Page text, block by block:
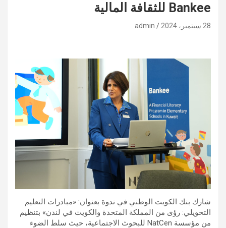
Bankee للثقافة المالية
28 سبتمبر، 2024 admin
شارك بنك الكويت الوطني في ندوة بعنوان: «مبادرات التعليم
التحويلي: رؤى من المملكة المتحدة والكويت في لندن» بتنظيم
من مؤسسة NatCen للبحوث الاجتماعية، حيث سلط الضوء